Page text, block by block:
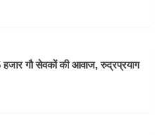
हजार गौ सेवकों की आवाज, रुद्रप्रयाग